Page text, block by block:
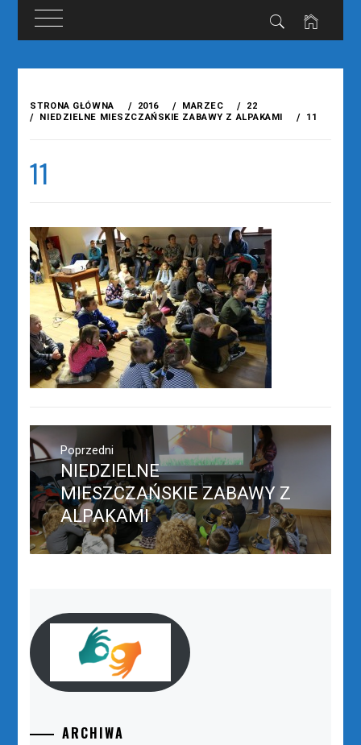
treści
STRONA GŁÓWNA 2016 MARZEC
22
NIEDZIELNE MIESZCZAŃSKIE ZABAWY Z ALPAKAMI
11
11
Nawigacja
wpisuPoprzedni
Poprzedni
wpis:
NIEDZIELNE
MIESZCZAŃSKIE ZABAWY Z
ALPAKAMI
ARCHIWA